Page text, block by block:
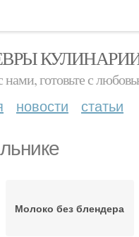
нами, готовьте с
новости статьи
Молоко без блендера